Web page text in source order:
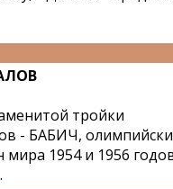
тройки
- БАБИЧ,
1954 и 1956